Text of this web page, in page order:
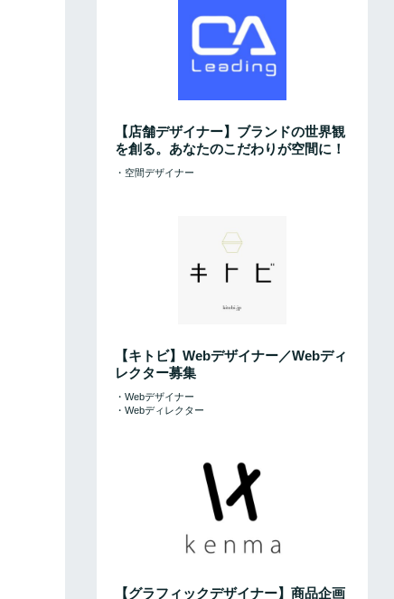
【店舗デザイナー】ブランドの世界観
を創る。あなたのこだわりが空間に！
・空間デザイナー
【キトビ】Webデザイナー／Webディ
レクター募集
・Webデザイナー
・Webディレクター
【グラフィックデザイナー】商品企画